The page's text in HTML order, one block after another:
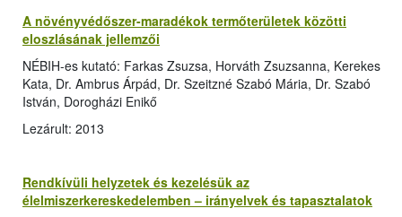
A növényvédőszer-maradékok termőterületek közötti
eloszlásának jellemzői
NÉBIH-es kutató: Farkas Zsuzsa, Horváth Zsuzsanna, Kerekes
Kata, Dr. Ambrus Árpád, Dr. Szeitzné Szabó Mária, Dr. Szabó
István, Dorogházi Enikő
Lezárult: 2013
Rendkívüli helyzetek és kezelésük az
élelmiszerkereskedelemben – irányelvek és tapasztalatok